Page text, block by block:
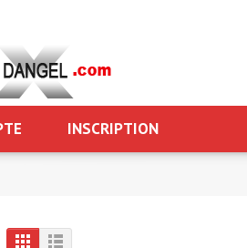
INSCRIPTION